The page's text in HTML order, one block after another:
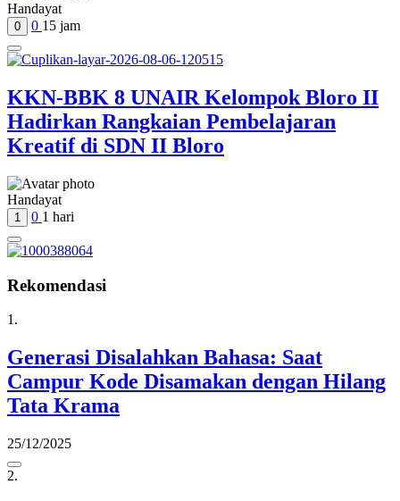
Handayat
0 0 15 jam
KKN-BBK 8 UNAIR Kelompok Bloro II
Hadirkan Rangkaian Pembelajaran
Kreatif di SDN II Bloro
Handayat
1 0 1 hari
Rekomendasi
1.
Generasi Disalahkan Bahasa: Saat
Campur Kode Disamakan dengan Hilang
Tata Krama
25/12/2025
2.